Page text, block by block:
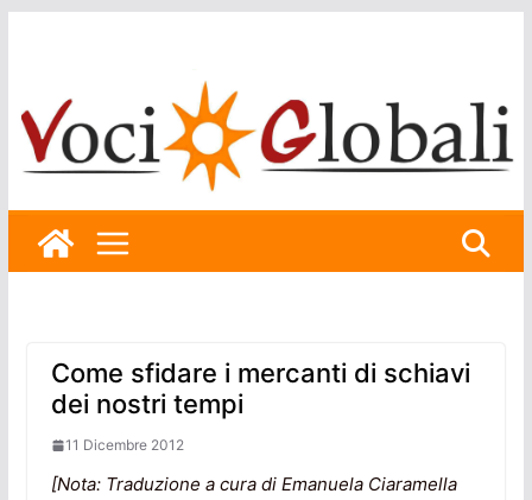
Come sfidare i mercanti di schiavi
dei nostri tempi
11 Dicembre 2012
[Nota: Traduzione a cura di Emanuela Ciaramella